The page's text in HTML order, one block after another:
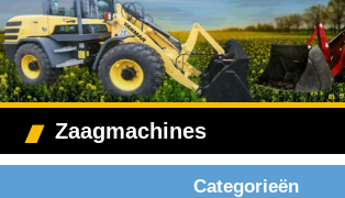
Zaagmachines
Categorieën